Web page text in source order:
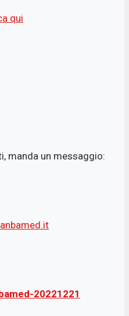
qui
manda un messaggio:
20221221